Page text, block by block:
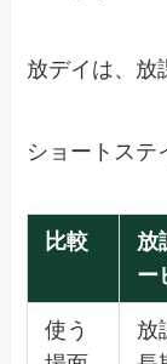
放デイは、放
ショートステ
比較
放
ー
使う
放